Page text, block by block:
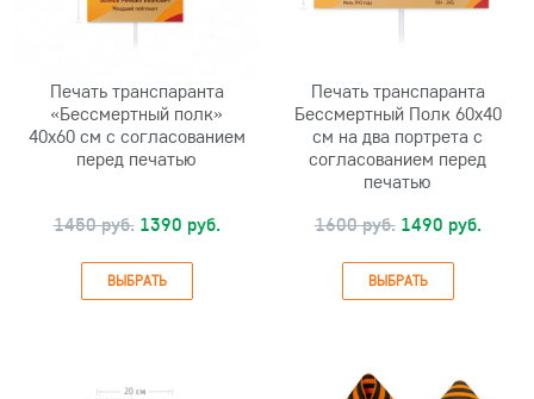
Печать транспаранта
«Бессмертный полк»
40x60 см с согласованием
перед печатью
1450 руб. 1390 руб.
ВЫБРАТЬ
Печать транспаранта
Бессмертный Полк 60х40
см на два портрета с
согласованием перед
печатью
1600 руб. 1490 руб.
ВЫБРАТЬ